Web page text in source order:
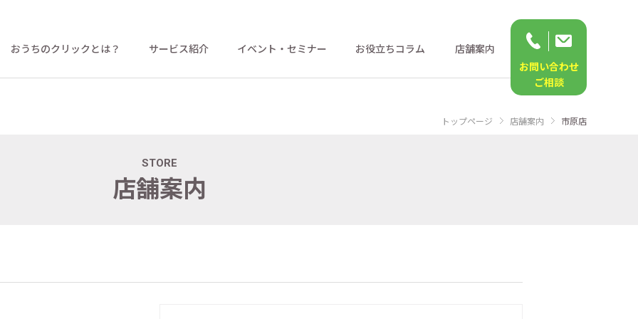
おうちのクリックとは？ サービス紹介 イベント・セミナー お役立ちコラム
店舗案内
お問い合わせ
ご相談
トップページ 店舗案内 市原店
STORE
店舗案内